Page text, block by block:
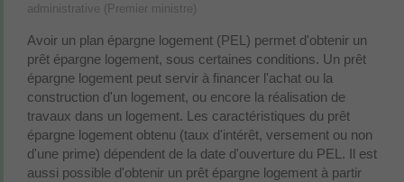
administrative (Premier ministre)
Avoir un plan épargne logement (PEL) permet d'obtenir un
prêt épargne logement, sous certaines conditions. Un prêt
épargne logement peut servir à financer l'achat ou la
construction d'un logement, ou encore la réalisation de
travaux dans un logement. Les caractéristiques du prêt
épargne logement obtenu (taux d'intérêt, versement ou non
d'une prime) dépendent de la date d'ouverture du PEL. Il est
aussi possible d'obtenir un prêt épargne logement à partir